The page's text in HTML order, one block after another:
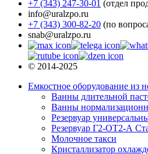
+7 (343) 247-30-01 (отдел
info@uralzpo.ru
+7 (343) 300-82-20 (по
snab@uralzpo.ru
© 2014-2025
Емкостное оборудование из
Ванны длительной
Ванны
Резервуар
Резервуар Г2-ОТ2-А
Молочное такси
Кристаллизатор